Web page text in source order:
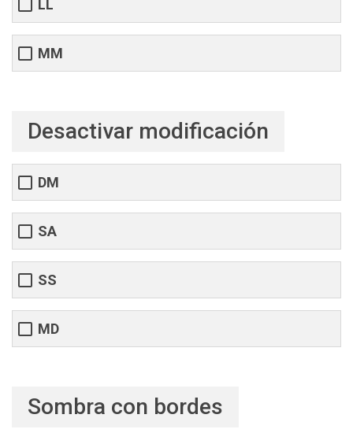
LL
MM
Desactivar modificación
DM
SA
SS
MD
Sombra con bordes